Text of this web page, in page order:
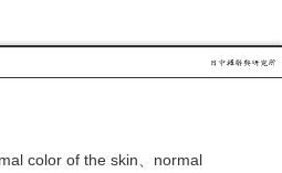
color of the skin、normal